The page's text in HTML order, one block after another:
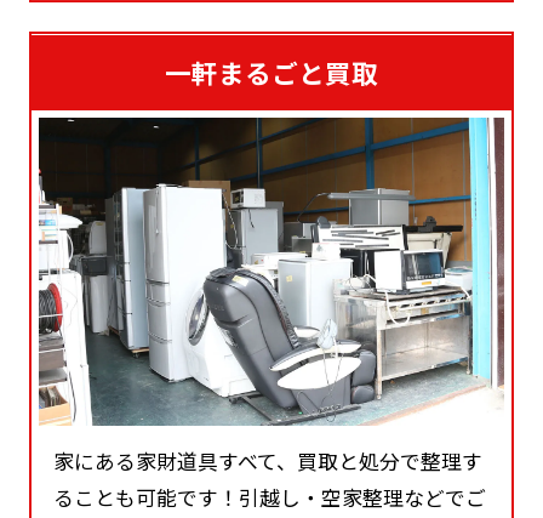
一軒まるごと買取
家にある家財道具すべて、買取と処分で整理す
ることも可能です！引越し・空家整理などでご